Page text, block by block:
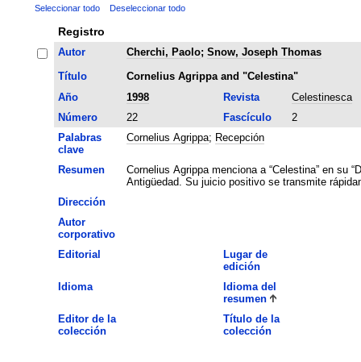
Seleccionar todo Deseleccionar todo
Registro
Autor Cherchi, Paolo; Snow, Joseph Thomas
Título
Cornelius Agrippa and "Celestina"
Año
1998 Revista
Celestinesca
Número
22 Fascículo
2
Palabras
clave
Cornelius Agrippa; Recepción
Resumen
Cornelius Agrippa menciona a “Celestina” en su
Antigüedad. Su juicio positivo se transmite
Dirección
Autor
corporativo
Editorial
Lugar de
edición
Idioma
Idioma del
resumen
Editor de la
colección
Título de la
colección